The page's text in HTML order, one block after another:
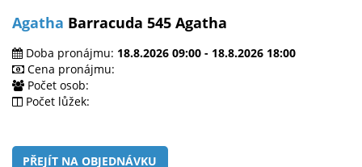
Agatha Barracuda 545 Agatha
Doba pronájmu: 18.8.2026 09:00 - 18.8.2026 18:00
Cena pronájmu:
Počet osob:
Počet lůžek:
PŘEJÍT NA OBJEDNÁVKU